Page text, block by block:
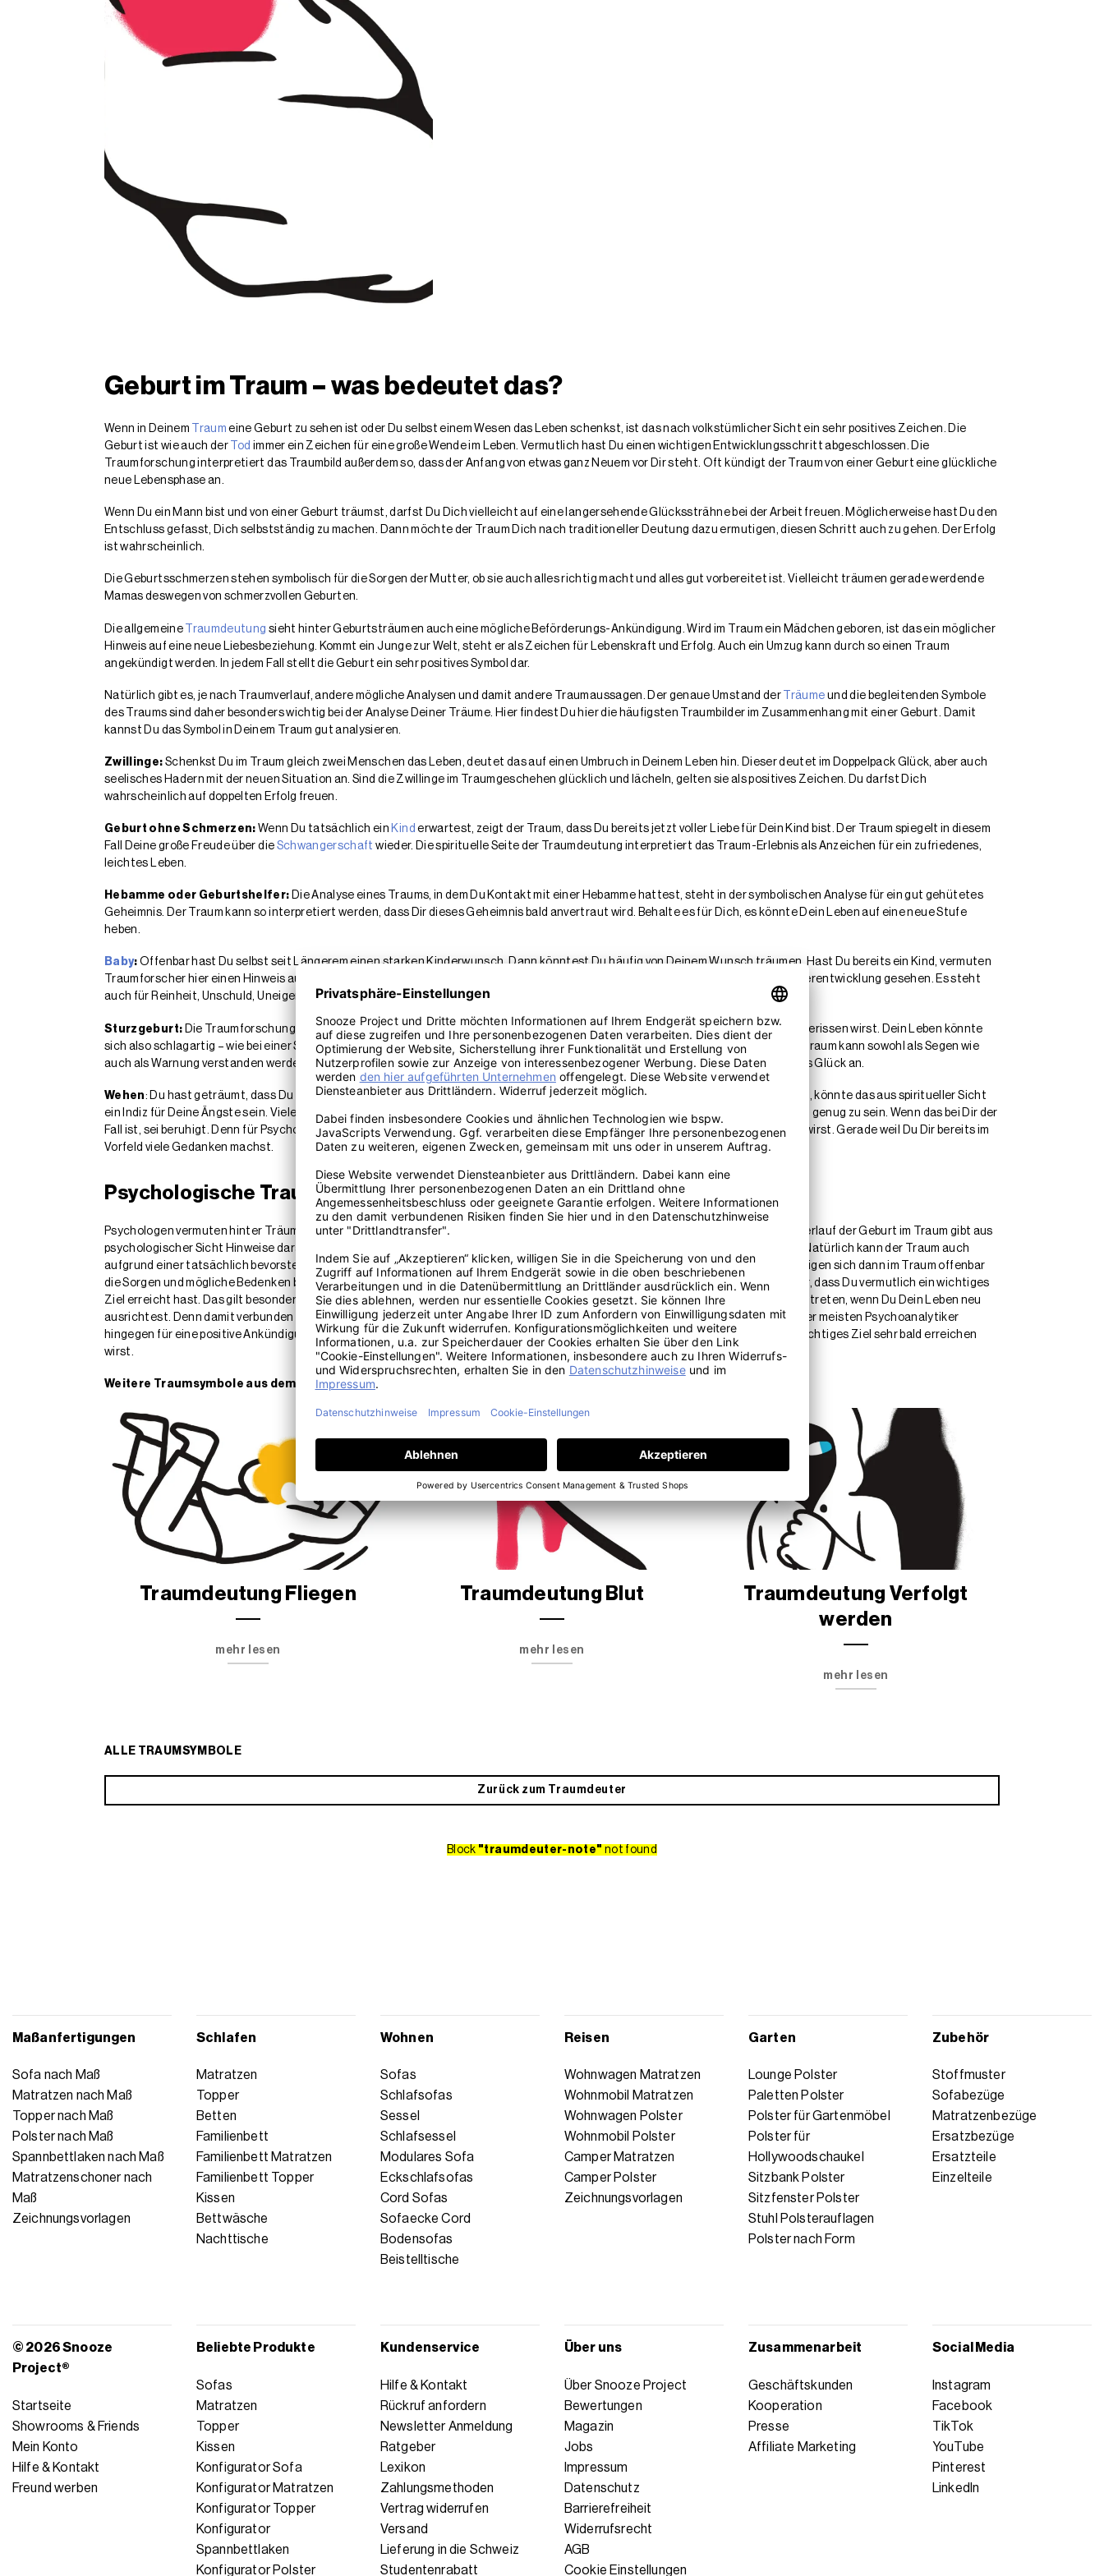
Geburt im Traum – was bedeutet das?
Wenn in Deinem Traum eine Geburt zu sehen ist oder Du selbst einem Wesen das Leben schenkst, ist das nach volkstümlicher Sicht ein sehr positives Zeichen. Die
Geburt ist wie auch der
Tod immer ein Zeichen für eine große Wende im Leben. Vermutlich hast Du einen wichtigen Entwicklungsschritt abgeschlossen. Die
Traumforschung interpretiert das Traumbild außerdem so, dass der Anfang von etwas ganz Neuem vor Dir steht. Oft kündigt der Traum von einer Geburt eine glückliche
neue Lebensphase an.
Wenn Du ein Mann bist und von einer Geburt träumst, darfst Du Dich vielleicht auf eine langersehende Glückssträhne bei der Arbeit freuen. Möglicherweise hast Du den
Entschluss gefasst, Dich selbstständig zu machen. Dann möchte der Traum Dich nach traditioneller Deutung dazu ermutigen, diesen Schritt auch zu gehen. Der Erfolg
ist wahrscheinlich.
Die Geburtsschmerzen stehen symbolisch für die Sorgen der Mutter, ob sie auch alles richtig macht und alles gut vorbereitet ist. Vielleicht träumen gerade werdende
Mamas deswegen von schmerzvollen Geburten.
Die allgemeine Traumdeutung sieht hinter Geburtsträumen auch eine mögliche Beförderungs-Ankündigung. Wird im Traum ein Mädchen geboren, ist das ein möglicher
Hinweis auf eine neue Liebesbeziehung. Kommt ein Junge zur Welt, steht er als Zeichen für Lebenskraft und Erfolg. Auch ein Umzug kann durch so einen Traum
angekündigt werden. In jedem Fall stellt die Geburt ein sehr positives Symbol dar.
Natürlich gibt es, je nach Traumverlauf, andere mögliche Analysen und damit andere Traumaussagen. Der genaue Umstand der Träume und die begleitenden Symbole
des Traums sind daher besonders wichtig bei der Analyse Deiner Träume. Hier findest Du hier die häufigsten Traumbilder im Zusammenhang mit einer Geburt. Damit
kannst Du das Symbol in Deinem Traum gut analysieren.
Zwillinge: Schenkst Du im Traum gleich zwei Menschen das Leben, deutet das auf einen Umbruch in Deinem Leben hin. Dieser deutet im Doppelpack Glück, aber auch
seelisches Hadern mit der neuen Situation an. Sind die Zwillinge im Traumgeschehen glücklich und lächeln, gelten sie als positives Zeichen. Du darfst Dich
wahrscheinlich auf doppelten Erfolg freuen.
Geburt ohne Schmerzen: Wenn Du tatsächlich ein Kind erwartest, zeigt der Traum, dass Du bereits jetzt voller Liebe für Dein Kind bist. Der Traum spiegelt in diesem
Fall Deine große Freude über die Schwangerschaft wieder. Die spirituelle Seite der Traumdeutung interpretiert das Traum-Erlebnis als Anzeichen für ein zufriedenes,
leichtes Leben.
Hebamme oder Geburtshelfer: Die Analyse eines Traums, in dem Du Kontakt mit einer Hebamme hattest, steht in der symbolischen Analyse für ein gut gehütetes
Geheimnis. Der Traum kann so interpretiert werden, dass Dir dieses Geheimnis bald anvertraut wird. Behalte es für Dich, es könnte Dein Leben auf eine neue Stufe
heben.
Baby: Offenbar hast Du selbst seit Längerem einen starken Kinderwunsch. Dann könntest Du häufig von Deinem Wunsch träumen. Hast Du bereits ein Kind, vermuten
Traumforscher hier einen Hinweis auf verletzte Gefühle. Ein sehr durstiges Baby wird oft als Indiz für einen starken Drang nach Weiterentwicklung gesehen. Es steht
auch für Reinheit, Unschuld, Uneigennützigkeit.
Sturzgeburt: Die Traumforschung interpretiert das Traumbild so, dass Du möglicherweise in Kürze von etwas oder jemandem weggerissen wirst. Dein Leben könnte
sich also schlagartig – wie bei einer Sturzgeburt – ändern. Achte hier besonders auf die Gefühle, die Du im Traum hattest. Denn der Traum kann sowohl als Segen wie
auch als Warnung verstanden werden. Hast Du Dich im Traum letztendlich über die flotte Geburt gefreut, kündigt der Traum baldiges Glück an.
Wehen: Du hast geträumt, dass Du starke Wehen durchmachen musst? Wenn Dir die Schmerzen dabei unerträglich erschienen sind, könnte das aus spiritueller Sicht
ein Indiz für Deine Ängste sein. Viele werdende Mütter haben Angst davor, nicht stark genug für eine Geburt und als Mutter nicht gut genug zu sein. Wenn das bei Dir der
Fall ist, sei beruhigt. Denn für Psychoanalytiker ist genau dies ein Zeichen dafür, dass Du wahrscheinlich eine sehr gute Mutter sein wirst. Gerade weil Du Dir bereits im
Vorfeld viele Gedanken machst.
Psychologische Traumdeutung Geburt
Psychologen vermuten hinter Träumen, in denen Du neues Leben schenkst, einen positiven Umbruch in Deinem Leben. Gerade der Verlauf der Geburt im Traum gibt aus
psychologischer Sicht Hinweise darauf, wie viel Durchhaltevermögen und Kraft es Dich
wird, Deine Träume zu verwirklichen. Natürlich kann der Traum auch
aufgrund einer tatsächlich bevorstehenden Geburt geträumt werden. Da niemand vorhersehen kann, wie so eine Geburt verläuft, zeigen sich dann im Traum offenbar
die Sorgen und mögliche Bedenken bei den werdenden Eltern. Psychologisch betrachtet stehen Träume von einer Geburt auch dafür, dass Du vermutlich ein wichtiges
Ziel erreicht hast. Das gilt besonders für Frauen, die von der Geburt träumen. Geburtsträume können somit immer dann vermehrt auftreten, wenn Du Dein Leben neu
ausrichtest. Denn damit verbunden sind meist auch neue Fähigkeiten und Einsichten. Bei Männern stehen diese Träume aus Sicht der meisten Psychoanalytiker
hingegen für eine positive Ankündigung. Als Mann kannst Du Dich nach so einem Traum also vermutlich darauf freuen, dass Du ein wichtiges Ziel sehr bald erreichen
wirst.
Weitere Traumsymbole aus dem Traumdeuter
Traumdeutung Fliegen
mehr lesen
Traumdeutung Blut
mehr lesen
Traumdeutung Verfolgt
werden
mehr lesen
ALLE TRAUMSYMBOLE
Zurück zum Traumdeuter
Block "traumdeuter-note" not found
Maßanfertigungen
Sofa nach Maß
Matratzen nach Maß
Topper nach Maß
Polster nach Maß
Spannbettlaken nach Maß
Matratzenschoner nach
Maß
Zeichnungsvorlagen
Schlafen
Matratzen
Topper
Betten
Familienbett
Familienbett Matratzen
Familienbett Topper
Kissen
Bettwäsche
Nachttische
Wohnen
Sofas
Schlafsofas
Sessel
Schlafsessel
Modulares Sofa
Eckschlafsofas
Cord Sofas
Sofaecke Cord
Bodensofas
Beistelltische
Reisen
Wohnwagen Matratzen
Wohnmobil Matratzen
Wohnwagen Polster
Wohnmobil Polster
Camper Matratzen
Camper Polster
Zeichnungsvorlagen
Garten
Lounge Polster
Paletten Polster
Polster für Gartenmöbel
Polster für
Hollywoodschaukel
Sitzbank Polster
Sitzfenster Polster
Stuhl Polsterauflagen
Polster nach Form
Zubehör
Stoffmuster
Sofabezüge
Matratzenbezüge
Ersatzbezüge
Ersatzteile
Einzelteile
© 2026 Snooze
Project®
Startseite
Showrooms & Friends
Mein Konto
Hilfe & Kontakt
Freund werben
Beliebte Produkte
Sofas
Matratzen
Topper
Kissen
Konfigurator Sofa
Konfigurator Matratzen
Konfigurator Topper
Konfigurator
Spannbettlaken
Konfigurator Polster
Kundenservice
Hilfe & Kontakt
Rückruf anfordern
Newsletter Anmeldung
Ratgeber
Lexikon
Zahlungsmethoden
Vertrag widerrufen
Versand
Lieferung in die Schweiz
Studentenrabatt
Über uns
Über Snooze Project
Bewertungen
Magazin
Jobs
Impressum
Datenschutz
Barrierefreiheit
Widerrufsrecht
AGB
Cookie Einstellungen
Zusammenarbeit
Geschäftskunden
Kooperation
Presse
Affiliate Marketing
Social Media
Instagram
Facebook
TikTok
YouTube
Pinterest
LinkedIn